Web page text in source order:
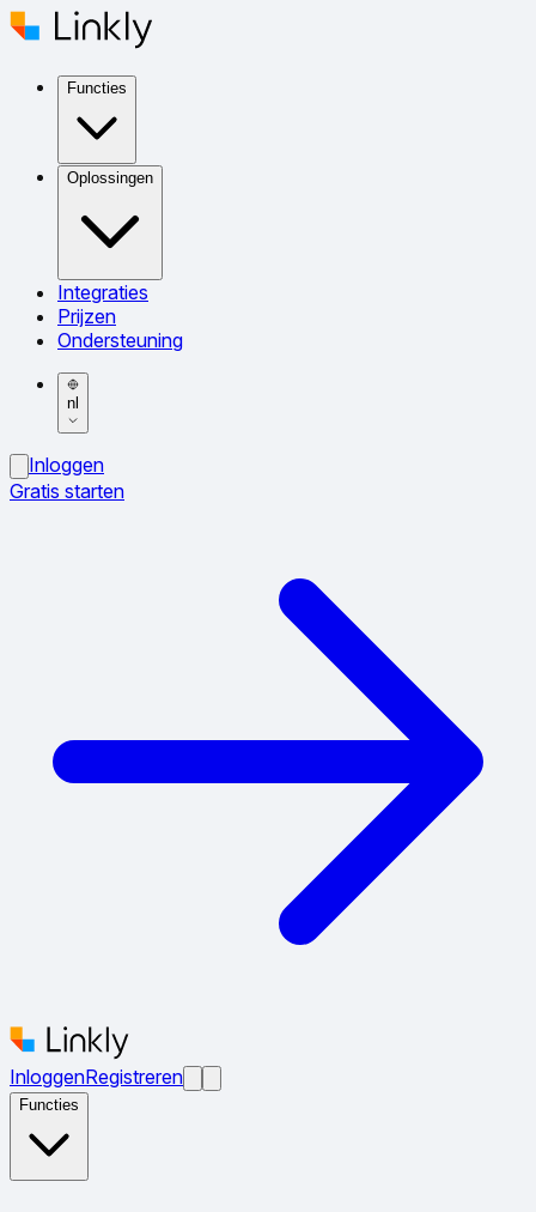
Functies
Oplossingen
Integraties
Prijzen
Ondersteuning
nl
Inloggen
Gratis starten
InloggenRegistreren
Functies